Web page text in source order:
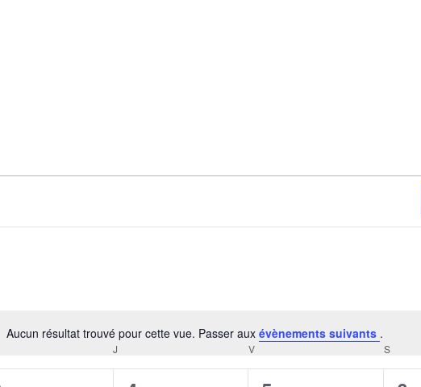
Notice
Aucun résultat trouvé pour cette vue. Passer aux évènements suivants .
J V S